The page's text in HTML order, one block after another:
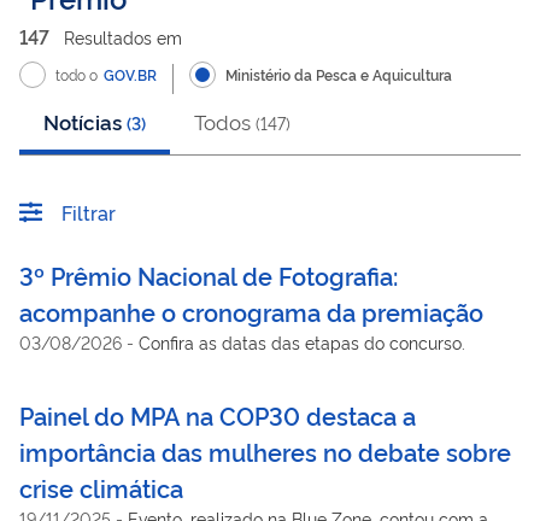
147 Resultados em
todo o GOV.BR Ministério da Pesca e Aquicultura
Notícias (3) Todos (147)
Filtrar
3º Prêmio Nacional de Fotografia:
acompanhe o cronograma da premiação
03/08/2026 - Confira as datas das etapas do concurso.
Painel do MPA na COP30 destaca a
importância das mulheres no debate sobre
crise climática